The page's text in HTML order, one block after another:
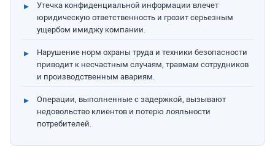
Утечка конфиденциальной информации влечет
юридическую ответственность и грозит серьезным
ущербом имиджу компании.
Нарушение норм охраны труда и техники безопасности
приводит к несчастным случаям, травмам сотрудников
и производственным авариям.
Операции, выполненные с задержкой, вызывают
недовольство клиентов и потерю лояльности
потребителей.